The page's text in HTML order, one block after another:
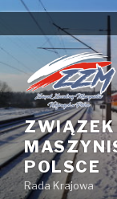
Przejdź
treści
ZWIĄZEK
POLSCE
Rada Krajowa